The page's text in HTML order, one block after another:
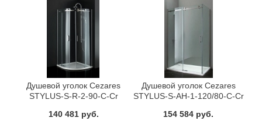
Душевой уголок Cezares
STYLUS-S-R-2-90-C-Cr
140 481 руб.
Душевой уголок Cezares
STYLUS-S-AH-1-120/80-C-Cr
154 584 руб.